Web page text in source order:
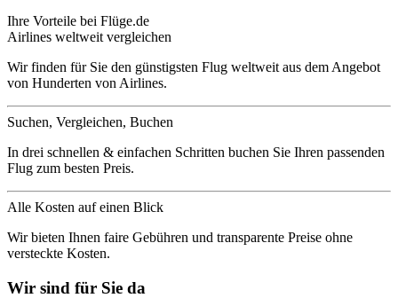
Ihre Vorteile bei Flüge.de
Airlines weltweit vergleichen
Wir finden für Sie den günstigsten Flug weltweit aus dem Angebot
von Hunderten von Airlines.
Suchen, Vergleichen, Buchen
In drei schnellen & einfachen Schritten buchen Sie Ihren passenden
Flug zum besten Preis.
Alle Kosten auf einen Blick
Wir bieten Ihnen faire Gebühren und transparente Preise ohne
versteckte Kosten.
Wir sind für Sie da